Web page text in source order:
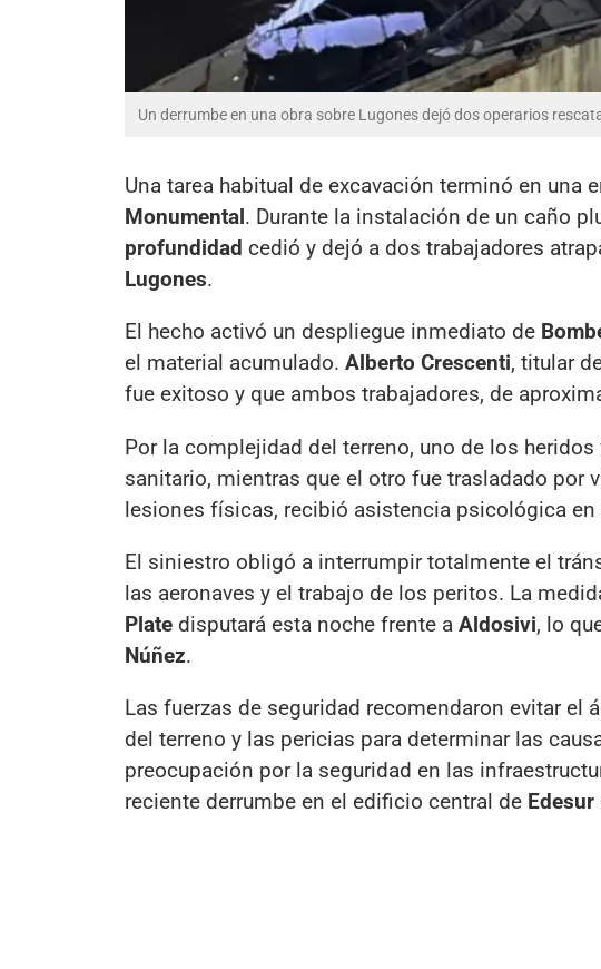
Un derrumbe en una obra sobre Lugones dejó dos operarios
Una tarea habitual de excavación terminó en una
Monumental. Durante la instalación de un caño
profundidad cedió y dejó a dos trabajadores
Lugones.
El hecho activó un despliegue inmediato de
el material acumulado. Alberto Crescenti, titular
fue exitoso y que ambos trabajadores, de
Por la complejidad del terreno, uno de los heridos
sanitario, mientras que el otro fue trasladado por
lesiones físicas, recibió asistencia psicológica
El siniestro obligó a interrumpir totalmente el
las aeronaves y el trabajo de los peritos. La
Plate disputará esta noche frente a Aldosivi, lo
Núñez.
Las fuerzas de seguridad recomendaron evitar
del terreno y las pericias para determinar las
preocupación por la seguridad en las
reciente derrumbe en el edificio central de Edesur